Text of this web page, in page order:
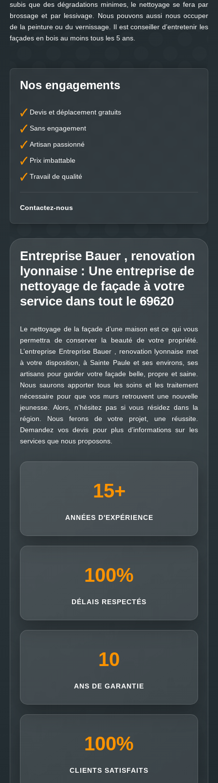
subis que des dégradations minimes, le nettoyage se fera par
brossage et par lessivage. Nous pouvons aussi nous occuper
de la peinture ou du vernissage. Il est conseiller d’entretenir les
façades en bois au moins tous les 5 ans.
Nos engagements
Devis et déplacement gratuits
Sans engagement
Artisan passionné
Prix imbattable
Travail de qualité
Contactez-nous
Entreprise Bauer , renovation
lyonnaise : Une entreprise de
nettoyage de façade à votre
service dans tout le 69620
Le nettoyage de la façade d’une maison est ce qui vous
permettra de conserver la beauté de votre propriété.
L’entreprise Entreprise Bauer , renovation lyonnaise met
à votre disposition, à Sainte Paule et ses environs, ses
artisans pour garder votre façade belle, propre et saine.
Nous saurons apporter tous les soins et les traitement
nécessaire pour que vos murs retrouvent une nouvelle
jeunesse. Alors, n’hésitez pas si vous résidez dans la
région. Nous ferons de votre projet, une réussite.
Demandez vos devis pour plus d’informations sur les
services que nous proposons.
15+
ANNÉES D'EXPÉRIENCE
100%
DÉLAIS RESPECTÉS
10
ANS DE GARANTIE
100%
CLIENTS SATISFAITS